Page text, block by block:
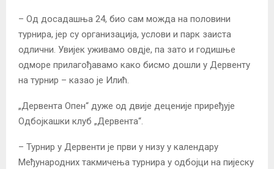
– Од досадашња 24, био сам можда на половини
турнира, јер су организација, услови и парк заиста
одлични. Увијек уживамо овдје, па зато и годишње
одморе прилагођавамо како бисмо дошли у Дервенту
на турнир – казао је Илић.
„Дервента Опен“ дуже од двије деценије приређује
Одбојкашки клуб „Дервента“.
– Турнир у Дервенти је први у низу у календару
Међународних такмичења турнира у одбојци на пијеску